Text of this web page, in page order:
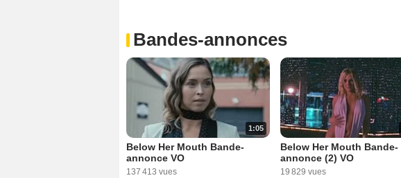
Bandes-annonces
1:05
Below Her Mouth Bande-
annonce VO
137 413 vues
Below Her Mouth Bande-
annonce (2) VO
19 829 vues